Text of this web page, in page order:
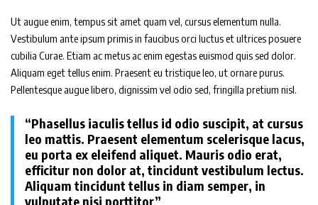
Ut augue enim, tempus sit amet quam vel, cursus elementum nulla.
Vestibulum ante ipsum primis in faucibus orci luctus et ultrices posuere
cubilia Curae. Etiam ac metus ac enim egestas euismod quis sed dolor.
Aliquam eget tellus enim. Praesent eu tristique leo, ut ornare purus.
Pellentesque augue libero, dignissim vel odio sed, fringilla pretium nisl.
“Phasellus iaculis tellus id odio suscipit, at cursus
leo mattis. Praesent elementum scelerisque lacus,
eu porta ex eleifend aliquet. Mauris odio erat,
efficitur non dolor at, tincidunt vestibulum lectus.
Aliquam tincidunt tellus in diam semper, in
vulputate nisi porttitor”